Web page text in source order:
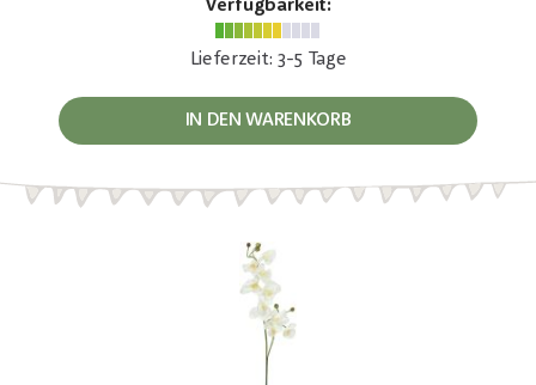
Verfügbarkeit:
Lieferzeit: 3-5 Tage
IN DEN WARENKORB